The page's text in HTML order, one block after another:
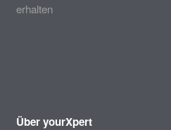
erhalten
Über yourXpert